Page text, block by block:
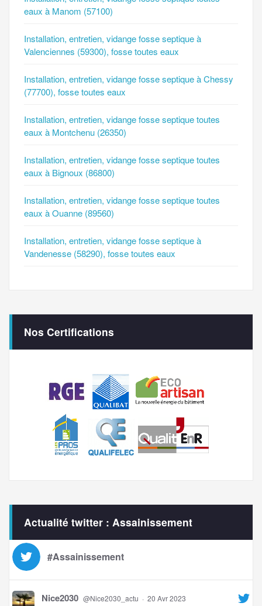
eaux à Manom (57100)
Installation, entretien, vidange fosse septique à
Valenciennes (59300), fosse toutes eaux
Installation, entretien, vidange fosse septique à Chessy
(77700), fosse toutes eaux
Installation, entretien, vidange fosse septique toutes
eaux à Montchenu (26350)
Installation, entretien, vidange fosse septique toutes
eaux à Bignoux (86800)
Installation, entretien, vidange fosse septique toutes
eaux à Ouanne (89560)
Installation, entretien, vidange fosse septique à
Vandenesse (58290), fosse toutes eaux
Nos Certifications
Actualité twitter : Assainissement
#Assainissement
Nice2030 @Nice2030_actu · 20 Avr 2023